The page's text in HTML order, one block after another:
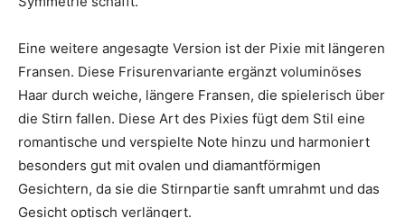
Eine weitere angesagte Version ist der Pixie mit längeren
Fransen. Diese Frisurenvariante ergänzt voluminöses
Haar durch weiche, längere Fransen, die spielerisch über
die Stirn fallen. Diese Art des Pixies fügt dem Stil eine
romantische und verspielte Note hinzu und harmoniert
besonders gut mit ovalen und diamantförmigen
Gesichtern, da sie die Stirnpartie sanft umrahmt und das
Gesicht optisch verlängert.